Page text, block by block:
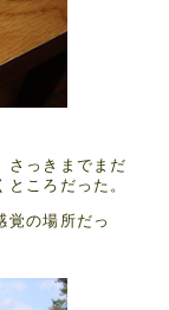
さっきまでまだ
ころだった。
覚の場所だっ